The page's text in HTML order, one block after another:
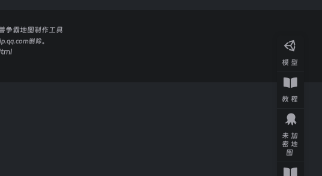
争霸地图制作工具
删除。
模型
教程
未加
密地
图